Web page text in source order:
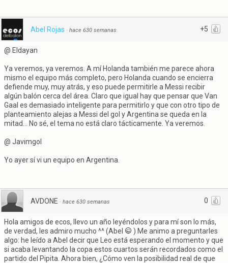
+5
Abel Rojas · hace 630 semanas
@ Eldayan
Ya veremos, ya veremos. A mí Holanda también me parece ahora
mismo el equipo más completo, pero Holanda cuando se encierra
defiende muy, muy atrás, y eso puede permitirle a Messi recibir
algún balón cerca del área. Claro que igual hay que pensar que Van
Gaal es demasiado inteligente para permitirlo y que con otro tipo de
planteamiento alejas a Messi del gol y Argentina se queda en la
mitad... No sé, el tema no está claro tácticamente. Ya veremos.
@ Javimgol
Yo ayer sí vi un equipo en Argentina.
0
AVDONE · hace 630 semanas
Hola amigos de ecos, llevo un año leyéndolos y para mí son lo más,
de verdad, les admiro mucho ^^ (Abel
) Me animo a preguntarles
algo: he leído a Abel decir que Leo está esperando el momento y que
si acaba levantando la copa estos cuartos serán recordados como el
partido del Pipita. Ahora bien, ¿Cómo ven la posibilidad real de que